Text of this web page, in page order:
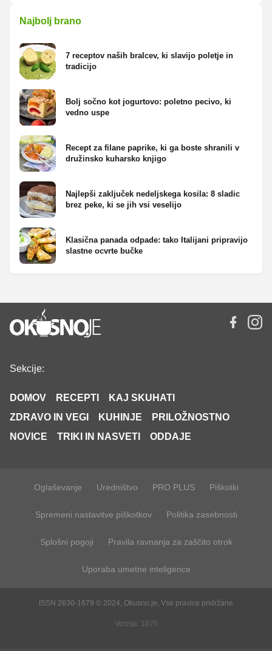
Najbolj brano
7 receptov naših bralcev, ki slavijo poletje in
tradicijo
Bolj sočno kot jogurtovo: poletno pecivo, ki
vedno uspe
Recept za filane paprike, ki ga boste shranili v
družinsko kuharsko knjigo
Najlepši zaključek nedeljskega kosila: 8 sladic
brez peke, ki se jih vsi veselijo
Klasična panada odpade: tako Italijani pripravijo
slastne ocvrte bučke
Sekcije:
DOMOV RECEPTI
KAJ SKUHATI
ZDRAVO IN VEGI
KUHINJE
PRILOŽNOSTNO
NOVICE
TRIKI IN NASVETI ODDAJE
Oglaševanje Uredništvo PRO PLUS Piškotki
Spremeni nastavitve piškotkov Politika zasebnosti
Splošni pogoji Pravila ravnanja za zaščito otrok
Uporaba umetne inteligence
ISSN 2630-1679 © 2024, Okusno.je, Vse pravice pridržane
Verzija: 1875